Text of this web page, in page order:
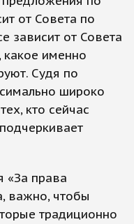
от Совета по
зависит от Совета
какое именно
Судя по
широко
кто сейчас
«За права
важно, чтобы
традиционно